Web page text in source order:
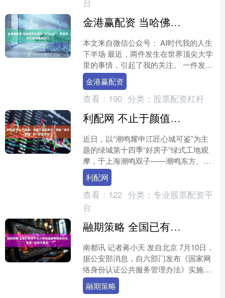
金港赢配资 当哈佛学生高喊“F*ck AI”，复旦学生已经开始考AI了
本文来自微信公众号： AI时代我的人生
下半场 最近，两件发生在世界顶尖大学
里的事情，引起了我的关注。 一件发生
在美国。哈佛大学毕业典礼上，一些毕
业生高喊三次“F....
金港赢配资
查看： 190 分类： 股票配资杠杆
利配网 不止于颜值！绿城工地观摩日，揭秘“城市封面”的“营造内功”
近日，以“潮鸣耀申江匠心城可鉴”为主
题的绿城第十四季“好房子”绿式工地观
摩，于上海潮鸣双子——潮鸣东方、潮
鸣外滩开展，两百余位行业专家、绿城
产品同仁走进园区与建....
利配网
查看： 122 分类： 专业股票配资平
台
融期策略 全国已有四千万人申领国家网络身份证，实现“实名不显名”
南都讯 记者蒋小天 发自北京 7月10日，
据公安部消息，自六部门发布《国家网
络身份认证公共服务管理办法》实施一
年来，截至目前，国家网络身份认证
App下载量达90....
融期策略